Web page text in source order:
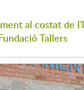
al costat de
Tallers